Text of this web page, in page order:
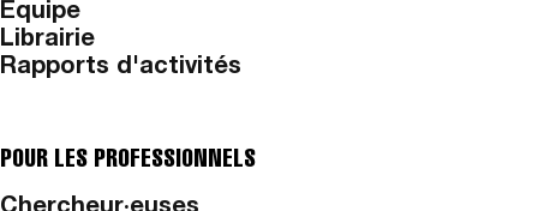
Equipe
Librairie
Rapports d'activités
POUR LES PROFESSIONNELS